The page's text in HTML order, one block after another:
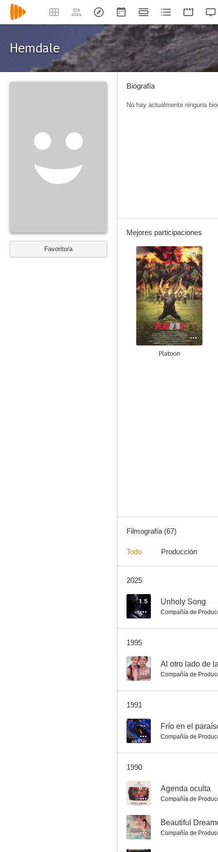
Hemdale
Favorito/a
Biografía
No hay actualmente ninguna
Mejores participaciones
8.1
Platoon
7.5
7.0
Filmografía (67)
Todo Producción
2025
1.5 Unholy Song
Compañía de
1995
-- Al otro lado de
Compañía de
1991
-- Frío en el
Compañía de
1990
6.7 Agenda oculta
Compañía de
-- Beautiful
Compañía de